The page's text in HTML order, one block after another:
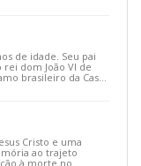
de idade. Seu pai
dom João VI de
brasileiro da Casa
Cristo e uma
ao trajeto
à morte no